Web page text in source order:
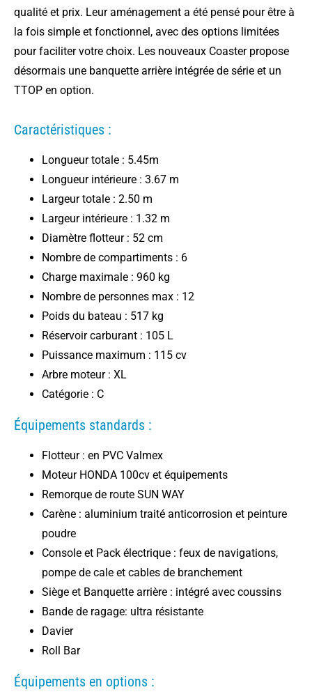
qualité et prix. Leur aménagement a été pensé pour être à
la fois simple et fonctionnel, avec des options limitées
pour faciliter votre choix. Les nouveaux Coaster propose
désormais une banquette arrière intégrée de série et un
TTOP en option.
Caractéristiques :
Longueur totale : 5.45m
Longueur intérieure : 3.67 m
Largeur totale : 2.50 m
Largeur intérieure : 1.32 m
Diamètre flotteur : 52 cm
Nombre de compartiments : 6
Charge maximale : 960 kg
Nombre de personnes max : 12
Poids du bateau : 517 kg
Réservoir carburant : 105 L
Puissance maximum : 115 cv
Arbre moteur : XL
Catégorie : C
Équipements standards :
Flotteur : en PVC Valmex
Moteur HONDA 100cv et équipements
Remorque de route SUN WAY
Carène : aluminium traité anticorrosion et peinture
poudre
Console et Pack électrique : feux de navigations,
pompe de cale et cables de branchement
Siège et Banquette arrière : intégré avec coussins
Bande de ragage: ultra résistante
Davier
Roll Bar
Équipements en options :